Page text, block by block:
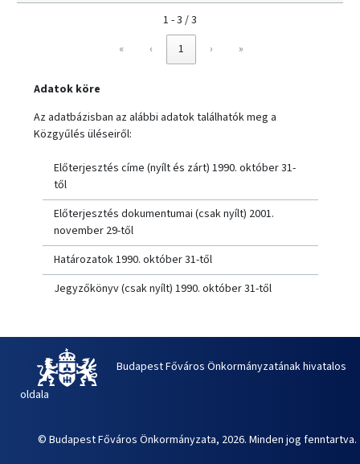
1 - 3 / 3
«
‹ 1 › »
Adatok köre
Az adatbázisban az alábbi adatok találhatók meg a
Közgyűlés üléseiről:
Előterjesztés címe (nyílt és zárt) 1990. október 31-
től
Előterjesztés dokumentumai (csak nyílt) 2001.
november 29-től
Határozatok 1990. október 31-től
Jegyzőkönyv (csak nyílt) 1990. október 31-től
Budapest Főváros Önkormányzatának hivatalos
oldala
© Budapest Főváros Önkormányzata, 2026. Minden jog fenntartva.